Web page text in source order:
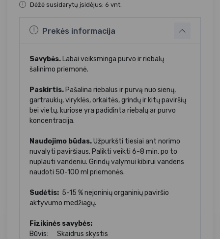
Dėžė susidarytų įsidėjus: 6 vnt.
Prekės informacija
Savybės. Labai veiksminga purvo ir riebalų
šalinimo priemonė.
Paskirtis. Pašalina riebalus ir purvą nuo sienų,
gartraukių, viryklės, orkaitės, grindų ir kitų paviršių
bei vietų, kuriose yra padidinta riebalų ar purvo
koncentracija.
Naudojimo būdas.Užpurkšti tiesiai ant norimo
nuvalyti paviršiaus. Palikti veikti 6-8 min. po to
nuplauti vandeniu. Grindų valymui kibirui vandens
naudoti 50-100 ml priemonės.
Sudėtis: 5-15 % nejoninių organinių paviršio
aktyvumo medžiagų.
Fizikinės savybės:
Būvis: Skaidrus skystis